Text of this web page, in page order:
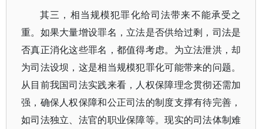
其三，相当规模犯罪化给司法带来不能承受之
重。如果大量增设罪名，立法是否供给过剩，司法是
否真正消化这些罪名，都值得考虑。为立法泄洪，却
为司法设坝，这是相当规模犯罪化可能带来的问题。
从目前我国司法实践来看，人权保障理念贯彻还需加
强，确保人权保障和公正司法的制度支撑有待完善，
如司法独立、法官的职业保障等。现实的司法体制难